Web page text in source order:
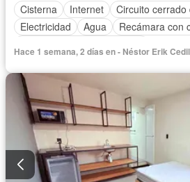
Cisterna
Internet
Circuito cerrado
Electricidad
Agua Recámara con
Hace 1 semana, 2 días en - Néstor Erik